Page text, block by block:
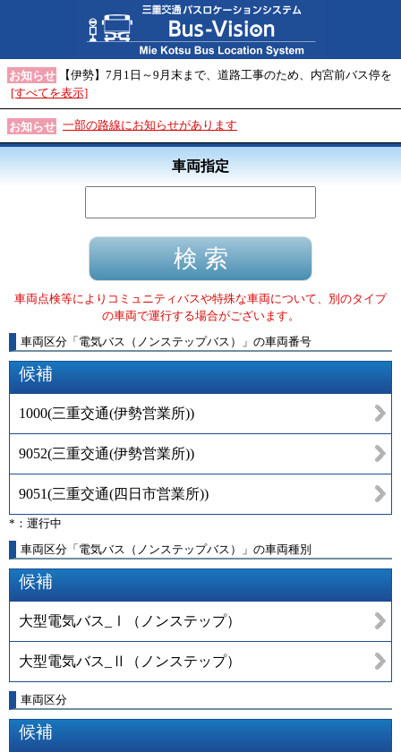
お知らせ
【伊勢】7月1日～9月末まで、道路工事のため、内宮前バス停を
[すべてを表示]
お知らせ 一部の路線にお知らせがあります
車両指定
車両点検等によりコミュニティバスや特殊な車両について、別のタイプ
の車両で運行する場合がございます。
車両区分 「 電気バス（ノンステップバス） 」 の車両番号
候補
1000(三重交通(伊勢営業所))
9052(三重交通(伊勢営業所))
9051(三重交通(四日市営業所))
*：運行中
車両区分「電気バス（ノンステップバス）」の車両種別
候補
大型電気バス_Ⅰ（ノンステップ）
大型電気バス_Ⅱ（ノンステップ）
車両区分
候補